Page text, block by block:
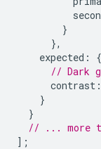
}
},
expected :
{
// Dark
contrast :
}
}
// ... more
];